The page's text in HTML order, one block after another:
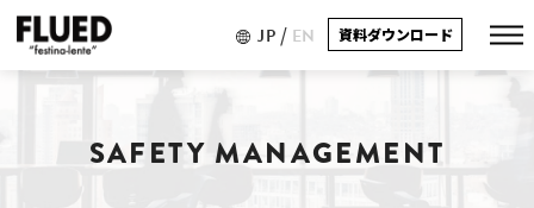
JP / EN 資料ダウンロード
SAFETY MANAGEMENT